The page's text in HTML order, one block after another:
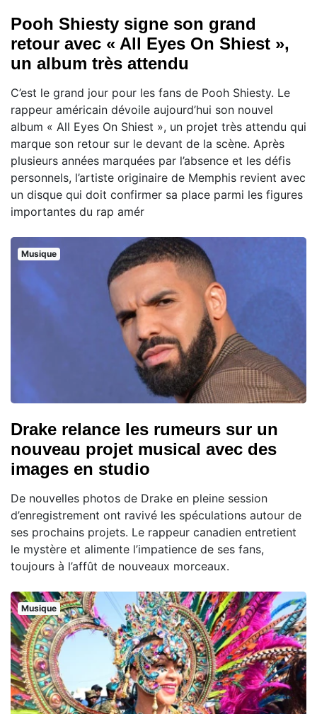
Pooh Shiesty signe son grand
retour avec « All Eyes On Shiest »,
un album très attendu
C’est le grand jour pour les fans de Pooh Shiesty. Le
rappeur américain dévoile aujourd’hui son nouvel
album « All Eyes On Shiest », un projet très attendu qui
marque son retour sur le devant de la scène. Après
plusieurs années marquées par l’absence et les défis
personnels, l’artiste originaire de Memphis revient avec
un disque qui doit confirmer sa place parmi les figures
importantes du rap amér
Musique
Drake relance les rumeurs sur un
nouveau projet musical avec des
images en studio
De nouvelles photos de Drake en pleine session
d’enregistrement ont ravivé les spéculations autour de
ses prochains projets. Le rappeur canadien entretient
le mystère et alimente l’impatience de ses fans,
toujours à l’affût de nouveaux morceaux.
Musique